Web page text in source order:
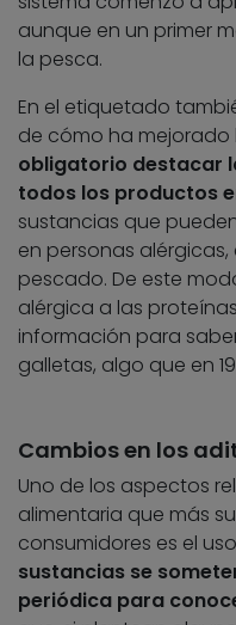
aunque en un primer
la pesca.
En el etiquetado
de cómo ha mejorado
obligatorio destacar
todos los productos
sustancias que
en personas
pescado. De este
alérgica a las
información para
galletas, algo que en
Cambios en los
Uno de los aspectos
alimentaria que más
consumidores es el
sustancias se
periódica para